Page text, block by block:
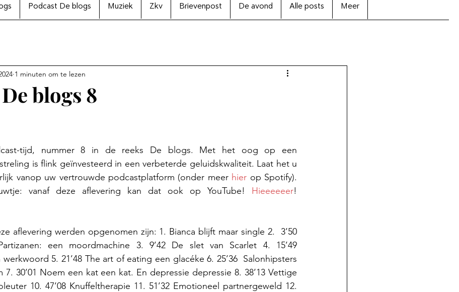
Podcast De blogs Muziek Zkv Brievenpost De avond Alle posts Meer
blogs 8
1 minuten om te lezen
uit 5 sterren.
tijd, nummer 8 in de reeks De blogs. Met het oog op een
is flink geïnvesteerd in een verbeterde geluidskwaliteit. Laat het u
vanop uw vertrouwde podcastplatform (onder meer hier op Spotify).
vanaf deze aflevering kan dat ook op YouTube! Hieeeeeer!
aflevering werden opgenomen zijn: 1. Bianca blijft maar single 2.  3’50
een moordmachine 3. 9’42 De slet van Scarlet 4. 15’49
5. 21’48 The art of eating een glacéke 6. 25’36  Salonhipsters
7. 30’01 Noem een kat een kat. En depressie depressie 8. 38’13 Vettige
10. 47’08 Knuffeltherapie 11. 51’32 Emotioneel partnergeweld 12.